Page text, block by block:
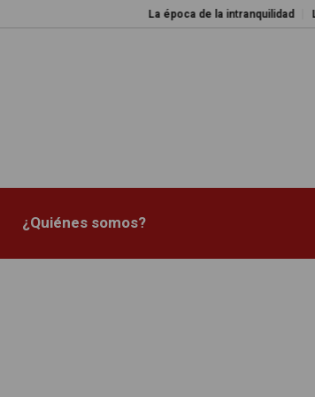
La época de la intranquilidad Los
¿Quiénes somos?